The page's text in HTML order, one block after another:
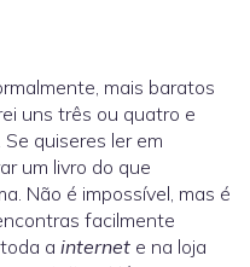
mais baratos
uns três ou quatro e
quiseres ler em
um livro do que
Não é impossível, mas é
facilmente
a internet e na loja